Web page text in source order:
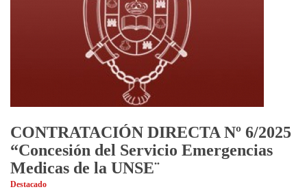
CONTRATACIÓN DIRECTA Nº 6/2025
“Concesión del Servicio Emergencias
Medicas de la UNSE¨
Destacado